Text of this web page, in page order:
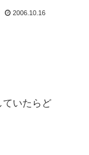
2006.10.16
ていたらど